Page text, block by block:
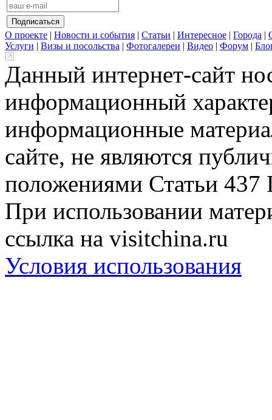
О проекте | Новости и события | Статьи | Интересное | Города |
Услуги | Визы и посольства | Фотогалереи | Видео | Форум |
Данный интернет-сайт
информационный
информационные
сайте, не являются
положениями Статьи 437
При использовании
ссылка на visitchina.ru
Условия использования